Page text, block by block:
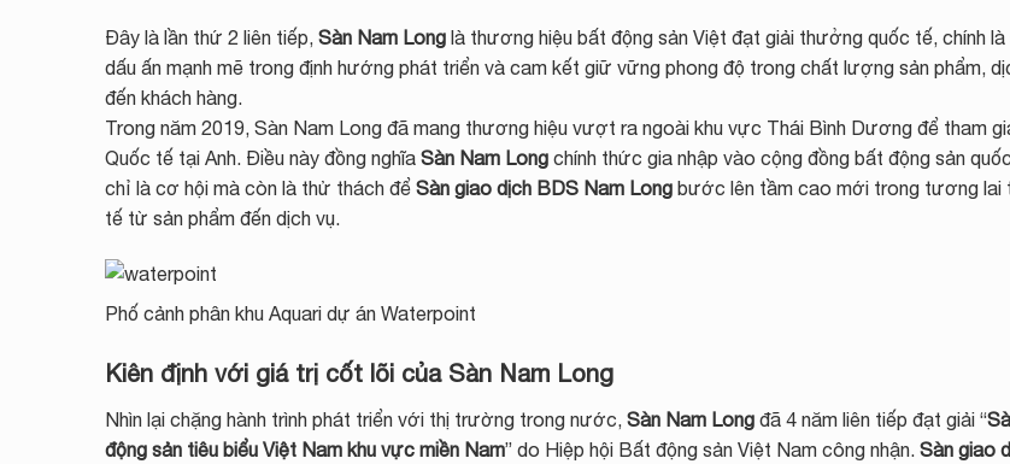
Đây là lần thứ 2 liên tiếp, Sàn Nam Long là thương hiệu bất động sản Việt đạt giải thưởng quốc tế, chính là
dấu ấn mạnh mẽ trong định hướng phát triển và cam kết giữ vững phong độ trong chất lượng sản phẩm,
đến khách hàng.
Trong năm 2019, Sàn Nam Long đã mang thương hiệu vượt ra ngoài khu vực Thái Bình Dương để tham
Quốc tế tại Anh. Điều này đồng nghĩa Sàn Nam Long chính thức gia nhập vào cộng đồng bất động sản
chỉ là cơ hội mà còn là thử thách để Sàn giao dịch BDS Nam Long bước lên tầm cao mới trong tương lai
tế từ sản phẩm đến dịch vụ.
Phố cảnh phân khu Aquari dự án Waterpoint
Kiên định với giá trị cốt lõi của Sàn Nam Long
Nhìn lại chặng hành trình phát triển với thị trường trong nước, Sàn Nam Long đã 4 năm liên tiếp đạt giải “
động sản tiêu biểu Việt Nam khu vực miền Nam” do Hiệp hội Bất động sản Việt Nam công nhận. Sàn giao